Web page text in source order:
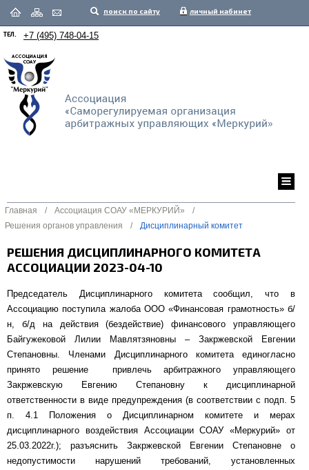
поиск по сайту личный кабинет
ТЕЛ. +7 (495) 748-04-15
Главная / Ассоциация СОАУ «МЕРКУРИЙ»
/
Решения органов управления
/ Дисциплинарный комитет
РЕШЕНИЯ ДИСЦИПЛИНАРНОГО КОМИТЕТА
АССОЦИАЦИИ 2023-04-10
Председатель Дисциплинарного комитета сообщил, что в
Ассоциацию поступила жалоба ООО «Финансовая грамотность» б/
н, б/д на действия (бездействие) финансового управляющего
Байгужековой Лилии Мавлятзяновны – Закржевской Евгении
Степановны. Членами Дисциплинарного комитета единогласно
принято решение привлечь арбитражного управляющего
Закржевскую Евгению Степановну к дисциплинарной
ответственности в виде предупреждения (в соответствии с подп. 5
п. 4.1 Положения о Дисциплинарном комитете и мерах
дисциплинарного воздействия Ассоциации СОАУ «Меркурий» от
25.03.2022г.); разъяснить Закржевской Евгении Степановне о
недопустимости нарушений требований, установленных